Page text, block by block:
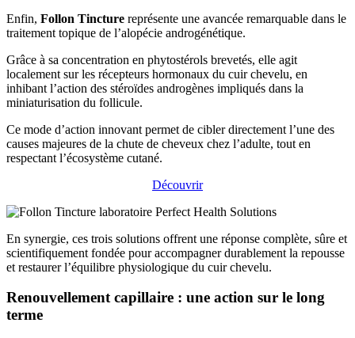
Enfin, Follon Tincture représente une avancée remarquable dans le
traitement topique de l’alopécie androgénétique.
Grâce à sa concentration en phytostérols brevetés, elle agit
localement sur les récepteurs hormonaux du cuir chevelu, en
inhibant l’action des stéroïdes androgènes impliqués dans la
miniaturisation du follicule.
Ce mode d’action innovant permet de cibler directement l’une des
causes majeures de la chute de cheveux chez l’adulte, tout en
respectant l’écosystème cutané.
Découvrir
En synergie, ces trois solutions offrent une réponse complète, sûre et
scientifiquement fondée pour accompagner durablement la repousse
et restaurer l’équilibre physiologique du cuir chevelu.
Renouvellement capillaire : une action sur le long
terme